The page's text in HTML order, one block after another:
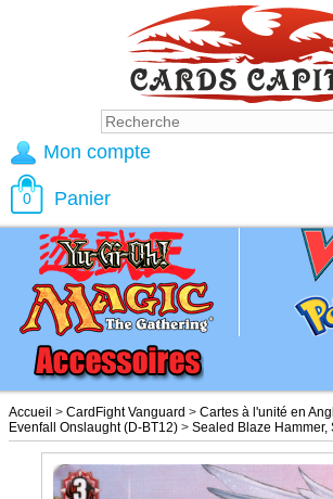
Accueil > CardFight Vanguard > Cartes à l'unité en
Evenfall Onslaught (D-BT12) > Sealed Blaze Hammer,
Mon compte
0 Panier